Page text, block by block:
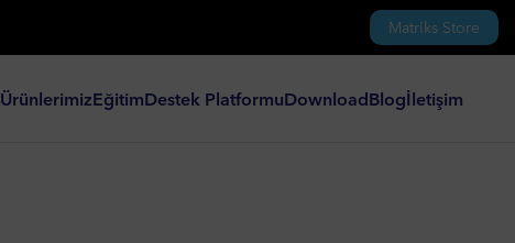
Matriks Store
ÜrünlerimizEğitimDestek PlatformuDownloadBlogİletişim